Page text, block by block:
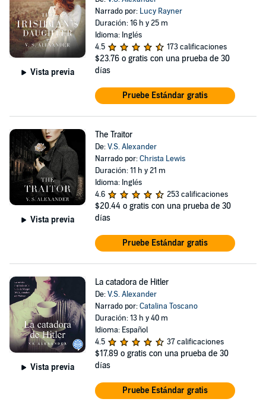
Vista previa
Narrado por: Lucy Rayner
Duración: 16 h y 25 m
Idioma: Inglés
4.5
173 calificaciones
$23.76 o gratis con una prueba de 30
días
Pruebe Estándar gratis
Vista previa
The Traitor
De:V.S. Alexander
Narrado por:Christa Lewis
Duración: 11 h y 21 m
Idioma: Inglés
4.6
253 calificaciones
$20.44 o gratis con una prueba de 30
días
Pruebe Estándar gratis
Vista previa
La catadora de Hitler
De:V.S. Alexander
Narrado por:Catalina Toscano
Duración: 13 h y 40 m
Idioma: Español
4.5
37 calificaciones
$17.89 o gratis con una prueba de 30
días
Pruebe Estándar gratis